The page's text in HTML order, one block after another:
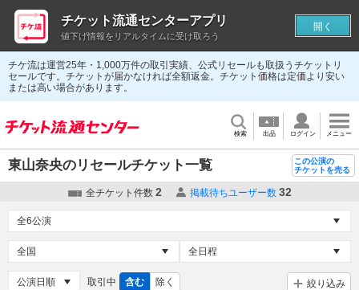
チケ流は運営25年・1,000万件の取引実績、公式リセールも取扱うチケットリ
セールです。チケットが届かなければ全額返金。チケット価格は定価より安い
または高い場合があります。
検索 出品 ログイン メニュー
東山奈央のリセールチケット一覧
この公演の
チケットを売る
全チケット件数 2 掲載待ちユーザー数 32
取引中 含む 除く 絞り込み
チケット流通センターアプリ
値下げ情報をリアルタイムに受け取ろう
開く